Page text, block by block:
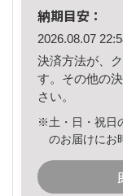
納期目安：
2026.08.07
決済方法が、
す。その他の
さい。
※土・日・祝日
のお届けにお